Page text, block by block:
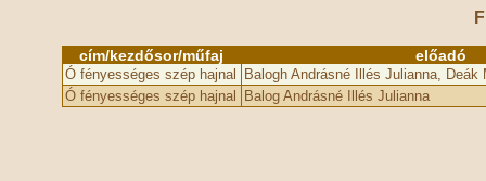
cím/kezdősor/műfaj előadó
Ó fényességes szép hajnal
Balogh Andrásné Illés Julianna,
Ó fényességes szép hajnal
Balog Andrásné Illés Julianna